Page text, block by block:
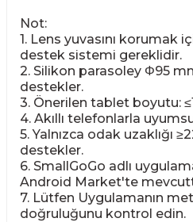
Not:
1. Lens yuvasını korumak
destek sistemi gereklidir.
2. Silikon parasoley Φ95
destekler.
3. Önerilen tablet boyutu:
4. Akıllı telefonlarla
5. Yalnızca odak uzaklığı
destekler.
6. SmallGoGo adlı
Android Market'te
7. Lütfen Uygulamanın
doğruluğunu kontrol edin.